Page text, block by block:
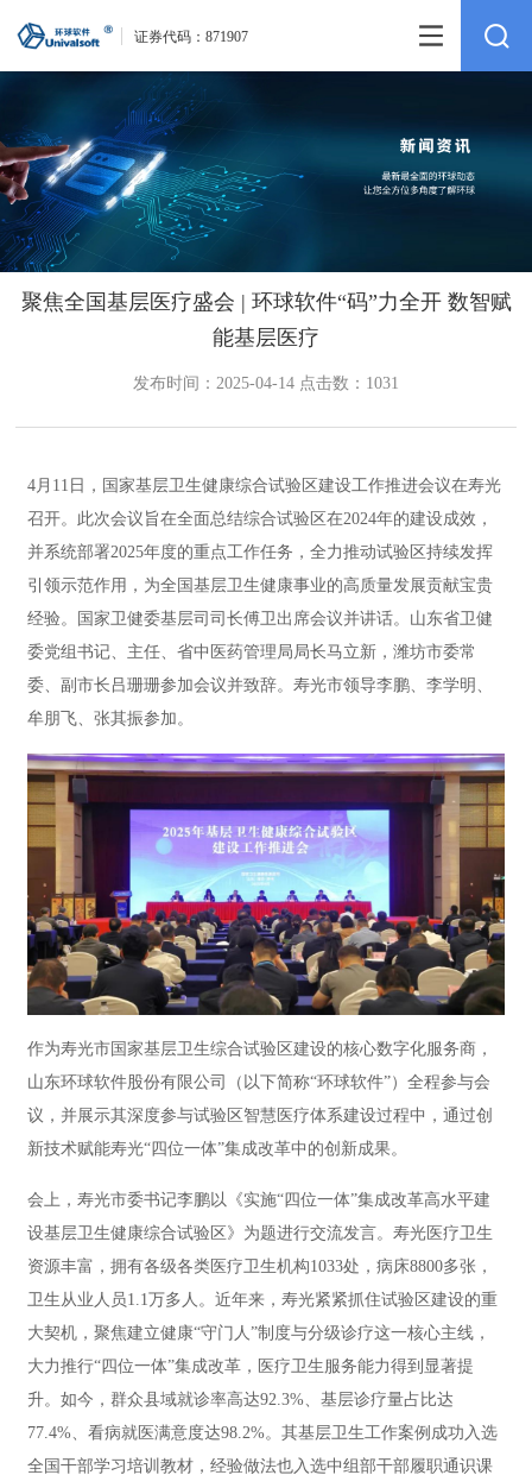
证券代码： 871907
聚焦全国基层医疗盛会 | 环球软件“码”力全开 数智赋
能基层医疗
发布时间：2025-04-14 点击数：1031
4月11日，国家基层卫生健康综合试验区建设工作推进会议在寿光
召开。此次会议旨在全面总结综合试验区在2024年的建设成效，
并系统部署2025年度的重点工作任务，全力推动试验区持续发挥
引领示范作用，为全国基层卫生健康事业的高质量发展贡献宝贵
经验。国家卫健委基层司司长傅卫出席会议并讲话。山东省卫健
委党组书记、主任、省中医药管理局局长马立新，潍坊市委常
委、副市长吕珊珊参加会议并致辞。寿光市领导李鹏、李学明、
牟朋飞、张其振参加。
作为寿光市国家基层卫生综合试验区建设的核心数字化服务商，
山东环球软件股份有限公司（以下简称“环球软件”）全程参与会
议，并展示其深度参与试验区智慧医疗体系建设过程中，通过创
新技术赋能寿光“四位一体”集成改革中的创新成果。
会上，寿光市委书记李鹏以《实施“四位一体”集成改革高水平建
设基层卫生健康综合试验区》为题进行交流发言。寿光医疗卫生
资源丰富，拥有各级各类医疗卫生机构1033处，病床8800多张，
卫生从业人员1.1万多人。近年来，寿光紧紧抓住试验区建设的重
大契机，聚焦建立健康“守门人”制度与分级诊疗这一核心主线，
大力推行“四位一体”集成改革，医疗卫生服务能力得到显著提
升。如今，群众县域就诊率高达92.3%、基层诊疗量占比达
77.4%、看病就医满意度达98.2%。其基层卫生工作案例成功入选
全国干部学习培训教材，经验做法也入选中组部干部履职通识课